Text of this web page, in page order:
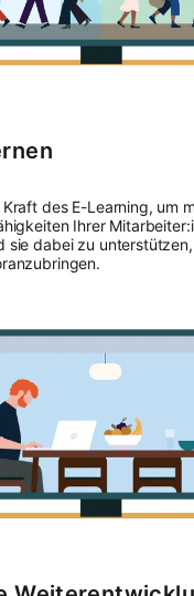
des E-Learning, um
Ihrer
sie dabei zu